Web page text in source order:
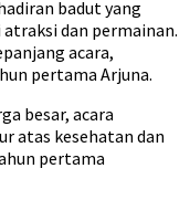
badut yang
dan permainan.
acara,
pertama Arjuna.
besar, acara
atas kesehatan dan
pertama